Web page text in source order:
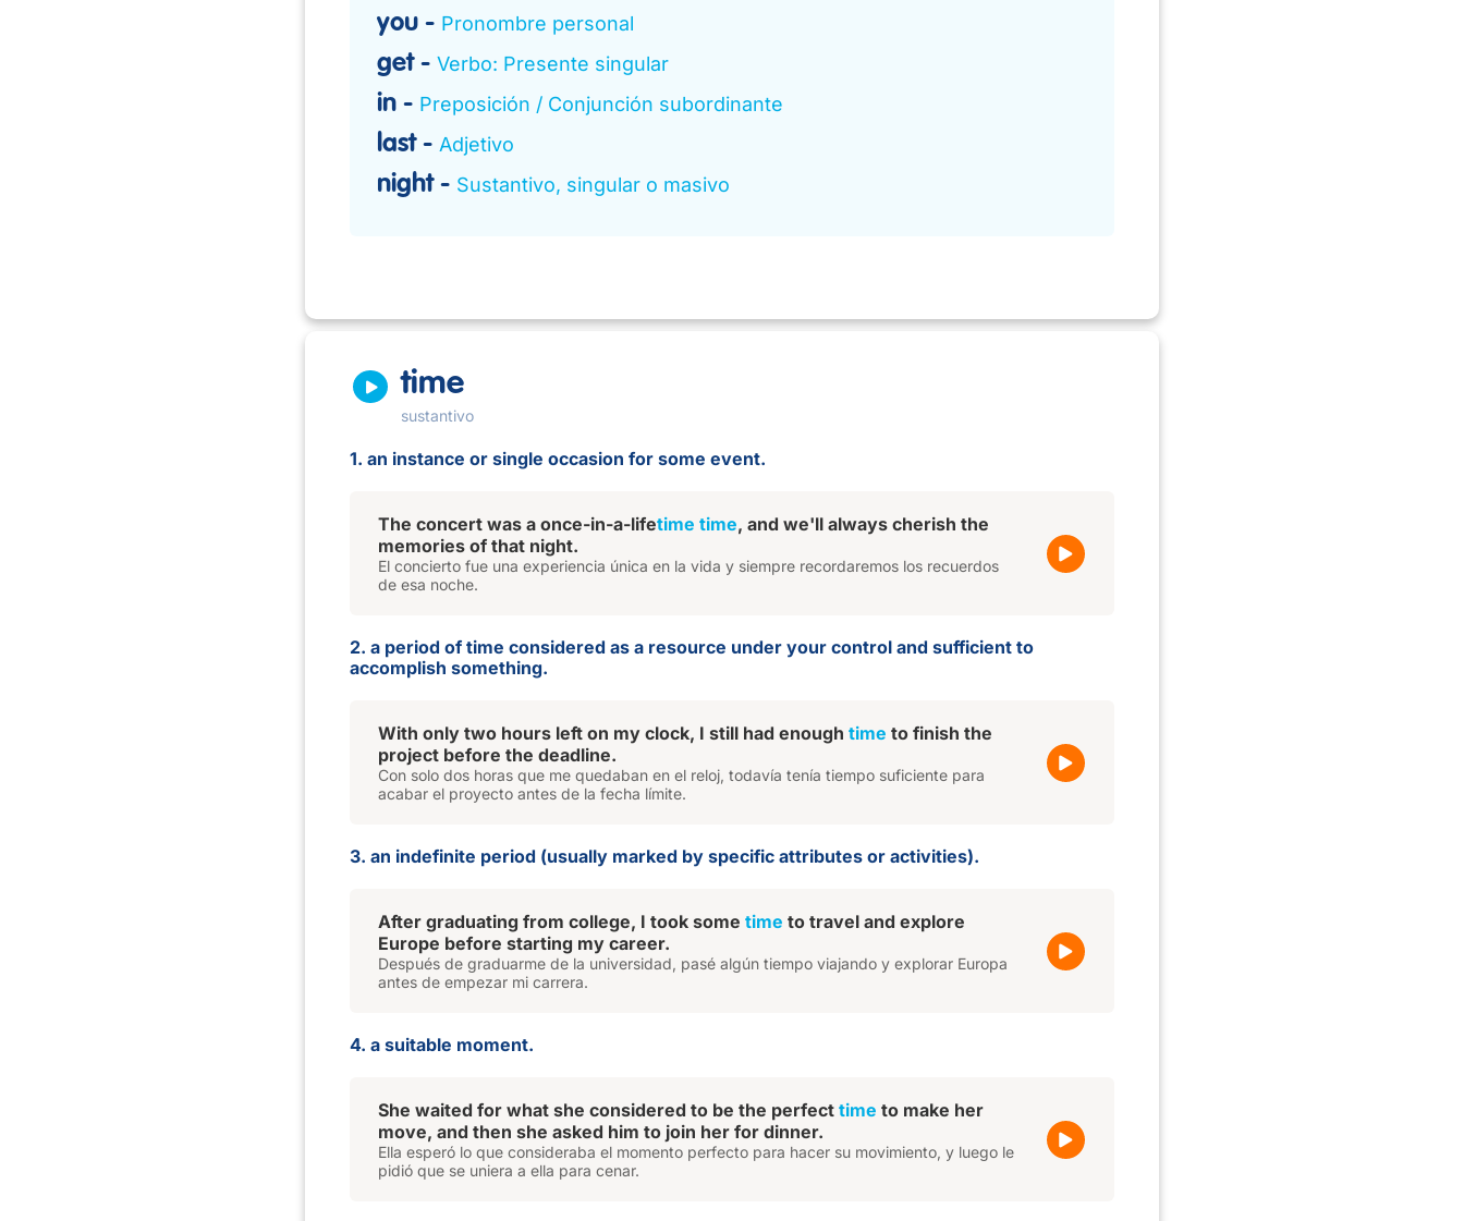
you Pronombre personal
get Verbo: Presente singular
in Preposición / Conjunción subordinante
last Adjetivo
night Sustantivo, singular o masivo
time
sustantivo
1. an instance or single occasion for some event.
The concert was a once-in-a-lifetime time, and we'll always cherish the
memories of that night.
El concierto fue una experiencia única en la vida y siempre recordaremos los recuerdos
de esa noche.
2. a period of time considered as a resource under your control and sufficient to
accomplish something.
With only two hours left on my clock, I still had enough time to finish the
project before the deadline.
Con solo dos horas que me quedaban en el reloj, todavía tenía tiempo suficiente para
acabar el proyecto antes de la fecha límite.
3. an indefinite period (usually marked by specific attributes or activities).
After graduating from college, I took some time to travel and explore
Europe before starting my career.
Después de graduarme de la universidad, pasé algún tiempo viajando y explorar Europa
antes de empezar mi carrera.
4. a suitable moment.
She waited for what she considered to be the perfect time to make her
move, and then she asked him to join her for dinner.
Ella esperó lo que consideraba el momento perfecto para hacer su movimiento, y luego le
pidió que se uniera a ella para cenar.